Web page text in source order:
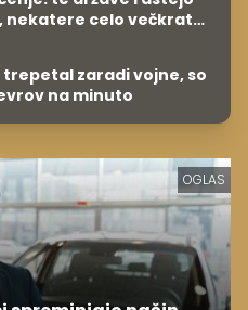
nekatere celo večkrat
zaradi vojne, so
na minuto
OGLAS